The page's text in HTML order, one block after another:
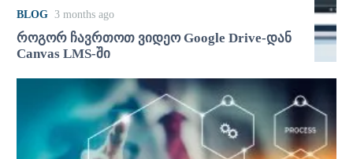
BLOG 3 months ago
როგორ ჩავრთოთ ვიდეო Google Drive-დან
Canvas LMS-ში